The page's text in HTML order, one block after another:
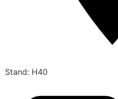
Stand: H40